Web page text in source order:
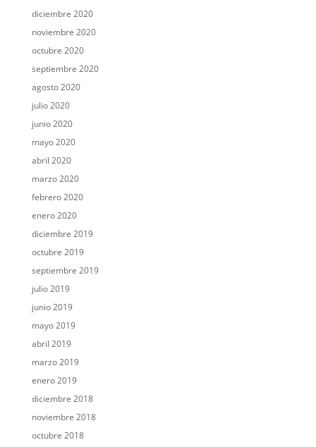
diciembre 2020
noviembre 2020
octubre 2020
septiembre 2020
agosto 2020
julio 2020
junio 2020
mayo 2020
abril 2020
marzo 2020
febrero 2020
enero 2020
diciembre 2019
octubre 2019
septiembre 2019
julio 2019
junio 2019
mayo 2019
abril 2019
marzo 2019
enero 2019
diciembre 2018
noviembre 2018
octubre 2018